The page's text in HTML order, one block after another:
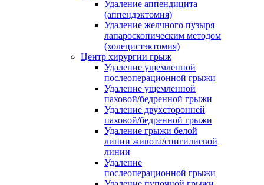
Удаление аппендицита
(аппендэктомия)
Удаление желчного пузыря
лапароскопическим методом
(холецистэктомия)
Центр хирургии грыж
Удаление ущемленной
послеоперационной грыжи
Удаление ущемленной
паховой/бедренной грыжи
Удаление двухсторонней
паховой/бедренной грыжи
Удаление грыжи белой
линии живота/спигилиевой
линии
Удаление
послеоперационной грыжи